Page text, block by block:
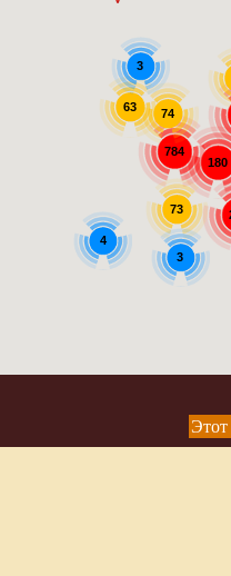
784
180
73
3
63
4
74
3
Этот